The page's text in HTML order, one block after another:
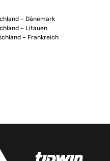
– Dänemark
– Litauen
– Frankreich